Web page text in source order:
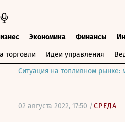
Экономика Финансы
торговли Идеи управления
Ситуация на топливном рынке:
02 августа 2022, 17:50 /СРЕДА